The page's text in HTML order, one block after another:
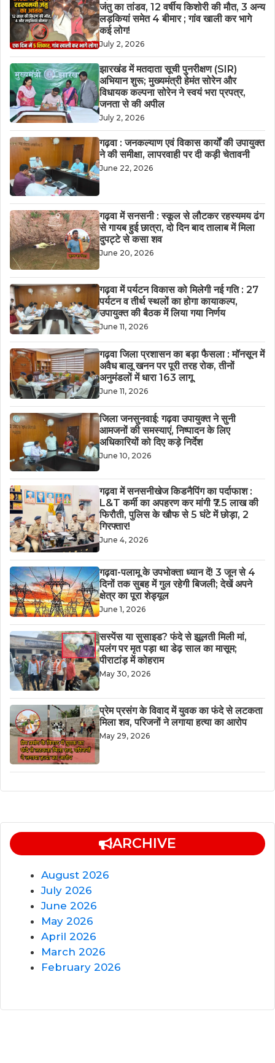
जंतु का तांडव, 12 वर्षीय किशोरी की मौत, 3 अन्य
लड़कियां समेत 4 बीमार ; गांव खाली कर भागे
कई लोग!
July 2, 2026
झारखंड में मतदाता सूची पुनरीक्षण (SIR)
अभियान शुरू; मुख्यमंत्री हेमंत सोरेन और
विधायक कल्पना सोरेन ने स्वयं भरा प्रपत्र,
जनता से की अपील
July 2, 2026
गढ़वा : जनकल्याण एवं विकास कार्यों की उपायुक्त
ने की समीक्षा, लापरवाही पर दी कड़ी चेतावनी
June 22, 2026
गढ़वा में सनसनी : स्कूल से लौटकर रहस्यमय ढंग
से गायब हुई छात्रा, दो दिन बाद तालाब में मिला
दुपट्टे से कसा शव
June 20, 2026
गढ़वा में पर्यटन विकास को मिलेगी नई गति : 27
पर्यटन व तीर्थ स्थलों का होगा कायाकल्प,
उपायुक्त की बैठक में लिया गया निर्णय
June 11, 2026
गढ़वा जिला प्रशासन का बड़ा फैसला : मॉनसून में
अवैध बालू खनन पर पूरी तरह रोक, तीनों
अनुमंडलों में धारा 163 लागू
June 11, 2026
जिला जनसुनवाई: गढ़वा उपायुक्त ने सुनी
आमजनों की समस्याएं, निष्पादन के लिए
अधिकारियों को दिए कड़े निर्देश
June 10, 2026
गढ़वा में सनसनीखेज किडनैपिंग का पर्दाफाश :
L&T कर्मी का अपहरण कर मांगी ₹7.5 लाख की
फिरौती, पुलिस के खौफ से 5 घंटे में छोड़ा, 2
गिरफ्तार!
June 4, 2026
गढ़वा-पलामू के उपभोक्ता ध्यान दें! 3 जून से 4
दिनों तक सुबह में गुल रहेगी बिजली; देखें अपने
क्षेत्र का पूरा शेड्यूल
June 1, 2026
सस्पेंस या सुसाइड? फंदे से झूलती मिली मां,
पलंग पर मृत पड़ा था डेढ़ साल का मासूम;
पीराटांड़ में कोहराम
May 30, 2026
​प्रेम प्रसंग के विवाद में युवक का फंदे से लटकता
मिला शव, परिजनों ने लगाया हत्या का आरोप
May 29, 2026
ARCHIVE
August 2026
July 2026
June 2026
May 2026
April 2026
March 2026
February 2026